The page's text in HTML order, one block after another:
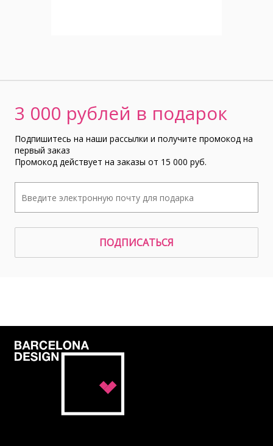
3 000 рублей в подарок
Подпишитесь на наши рассылки и получите промокод на
первый заказ
Промокод действует на заказы от 15 000 руб.
ПОДПИСАТЬСЯ